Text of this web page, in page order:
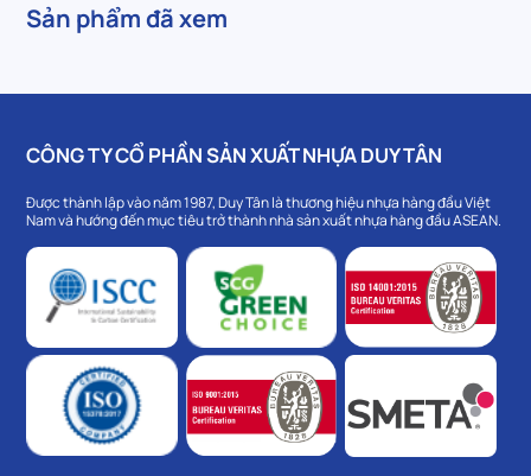
Sản phẩm đã xem
CÔNG TY CỔ PHẦN SẢN XUẤT NHỰA DUY TÂN
Được thành lập vào năm 1987, Duy Tân là thương hiệu nhựa hàng đầu Việt
Nam và hướng đến mục tiêu trở thành nhà sản xuất nhựa hàng đầu ASEAN.